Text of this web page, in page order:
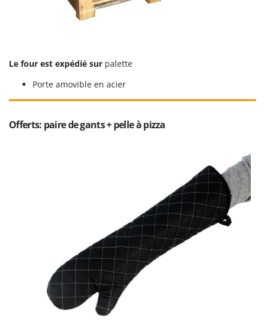
Vesco
Volpi
Waldner
Yard Force
Zanon
Zephir
Le four est expédié sur palette
Porte amovible en acier
Offerts: paire de gants + pelle à pizza